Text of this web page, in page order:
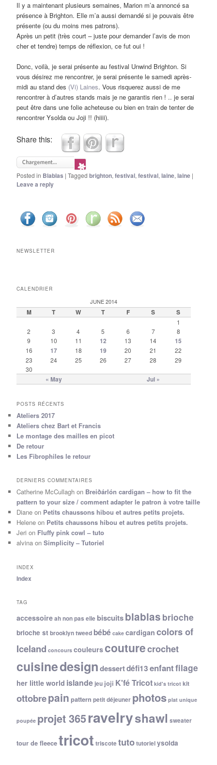
Il y a maintenant plusieurs semaines, Marion m’a annoncé sa
présence à Brighton. Elle m’a aussi demandé si je pouvais être
présente (ou du moins mes patrons).
Après un petit (très court – juste pour demander l’avis de mon
cher et tendre) temps de réflexion, ce fut oui !
Donc, voilà, je serai présente au festival Unwind Brighton. Si
vous désirez me rencontrer, je serai présente le samedi après-
midi au stand des (Vi) Laines. Vous risquerez aussi de me
rencontrer à d’autres stands mais je ne garantis rien ! .. je serai
peut être dans une folie acheteuse ou bien en train de tenter de
rencontrer Ysolda ou Joji !! (hiiii).
Share this:
Posted in Blablas |Tagged brighton,festival,festival,laine,laine |
Leave a reply
NEWSLETTER
CALENDRIER
JUNE 2014
M T W T F S S
« May Jul »
1
2
3 4 5 6 7
8
9
10 11 12 13 14 15
16 17 18 19 20 21
22
23
24 25 26 27 28
29
30
POSTS RÉCENTS
Ateliers 2017
Ateliers chez Bart et Francis
Le montage des mailles en picot
De retour
Les Fibrophiles le retour
DERNIERS COMMENTAIRES
Catherine McCullagh on Breiðárlón cardigan – how to fit the
pattern to your size / comment adapter le patron à votre taille
Diane on Petits chaussons hibou et autres petits projets.
Helene on Petits chaussons hibou et autres petits projets.
Jeri on Fluffy pink cowl – tuto
alvina onSimplicity – Tutoriel
INDEX
Index
TAG
accessoireah non pas elle biscuitsblablas brioche
brioche st brooklyn tweed bébé cake cardigan colors of
Iceland concours couleurscouturecrochet
cuisinedesigndessertdéfi13enfantfilage
her little world islande jeu joji K'fé Tricot kid's tricot kit
ottobrepain pattern petit déjeuner photos plat unique
poupée projet 365ravelryshawl sweater
tour de fleecetricot triscote tutotutorielysolda